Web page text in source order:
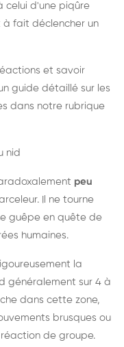
celui d'une piqûre
fait déclencher un
et savoir
guide détaillé sur les
dans notre rubrique
nid
peu
Il ne tourne
guêpe en quête de
humaines.
la
généralement sur 4 à
dans cette zone,
brusques ou
de groupe.